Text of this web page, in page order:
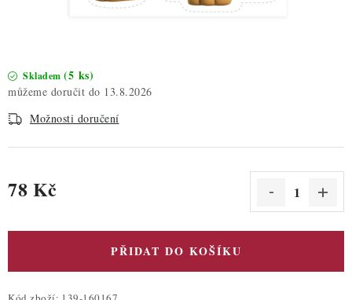
Nepřevzetí zásilky na dobírku
Hodnocení obchodu
Podmínky ochrany osobních údajů
Skladem (5 ks)
13.8.2026
Možnosti doručení
78 Kč
PŘIDAT DO KOŠÍKU